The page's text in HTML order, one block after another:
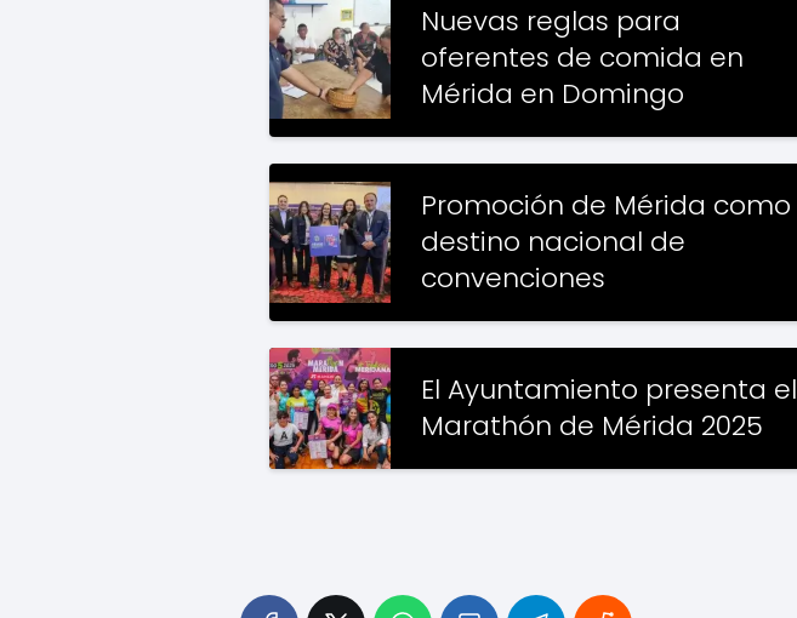
Nuevas reglas para
oferentes de comida en
Mérida en Domingo
Promoción de Mérida como
destino nacional de
convenciones
El Ayuntamiento presenta el
Marathón de Mérida 2025